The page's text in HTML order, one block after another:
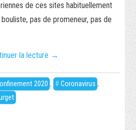
de ces sites habituellement
pas de promeneur, pas de
la lecture →
2020 , Coronavirus ,